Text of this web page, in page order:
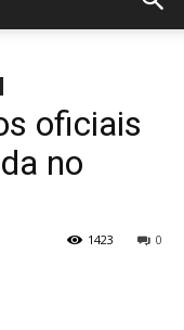
oficiais
no
0
1423